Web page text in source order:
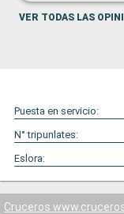
VER TODAS LAS
Puesta en servicio:
N° tripunlates:
Eslora:
Cruceros